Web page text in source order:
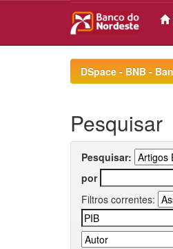
DSpace - BNB -
Pesquisar
Pesquisar:
por
Filtros correntes: